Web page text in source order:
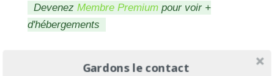
Devenez Membre Premiumpour voir +
d'hébergements
Gardons le contact